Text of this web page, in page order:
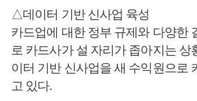
△데이터 기반 신사업 육성
카드업에 대한 정부 규제와 다양한
로 카드사가 설 자리가 좁아지는 상
이터 기반 신사업을 새 수익원으로
고 있다.